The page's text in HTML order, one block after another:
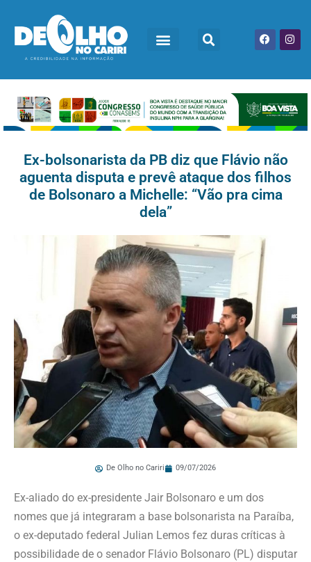
Ex-bolsonarista da PB diz que Flávio não
aguenta disputa e prevê ataque dos filhos
de Bolsonaro a Michelle: “Vão pra cima
dela”
De Olho no Cariri 09/07/2026
Ex-aliado do ex-presidente Jair Bolsonaro e um dos
nomes que já integraram a base bolsonarista na Paraíba,
o ex-deputado federal Julian Lemos fez duras críticas à
possibilidade de o senador Flávio Bolsonaro (PL) disputar